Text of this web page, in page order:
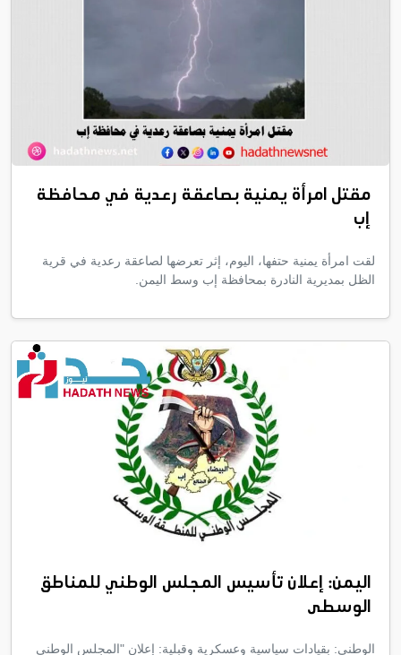
مقتل امرأة يمنية بصاعقة رعدية في محافظة
إب
لقت امرأة يمنية حتفها، اليوم، إثر تعرضها لصاعقة رعدية في قرية
الظل بمديرية النادرة بمحافظة إب وسط اليمن.
اليمن: إعلان تأسيس المجلس الوطني للمناطق
الوسطى
الوطني: بقيادات سياسية وعسكرية وقبلية: إعلان "المجلس الوطني